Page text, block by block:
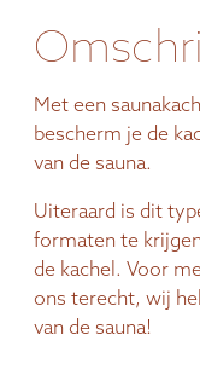
Met een
bescherm je de
van de sauna.
Uiteraard is dit
formaten te
de kachel. Voor
ons terecht, wij
van de sauna!